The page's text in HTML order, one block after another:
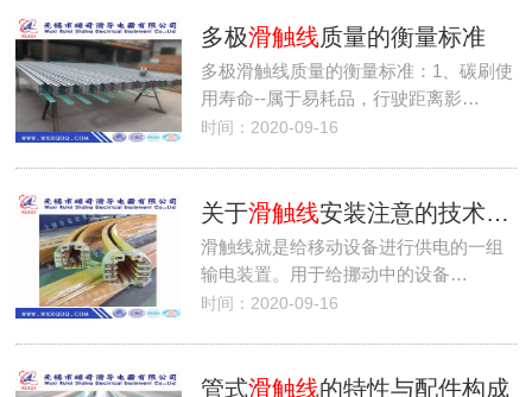
多极滑触线质量的衡量标准
多极滑触线质量的衡量标准：1、碳刷使
用寿命--属于易耗品，行驶距离影…
时间：2020-09-16
关于滑触线安装注意的技术要点有哪些
滑触线就是给移动设备进行供电的一组
输电装置。用于给挪动中的设备…
时间：2020-09-16
管式滑触线的特性与配件构成